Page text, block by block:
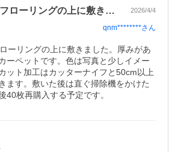
ローリングの上に敷き… 2026/4/4
qnm********さん
ーリングの上に敷きました。厚みがあ
ーペットです。色は写真と少しイメー
ット加工はカッターナイフと50cm以上
ます。敷いた後は直ぐ掃除機をかけた
40枚再購入する予定です。